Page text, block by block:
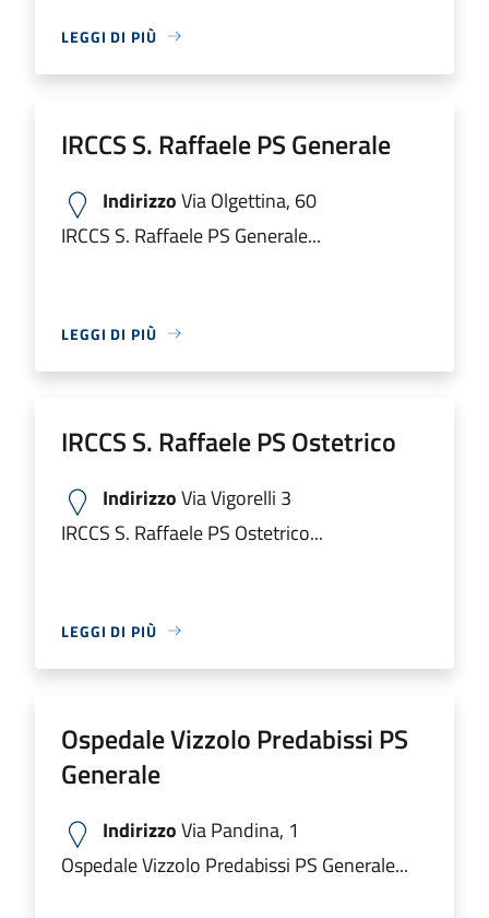
LEGGI DI PIÙ
IRCCS S. Raffaele PS Generale
IndirizzoVia Olgettina, 60
IRCCS S. Raffaele PS Generale...
LEGGI DI PIÙ
IRCCS S. Raffaele PS Ostetrico
IndirizzoVia Vigorelli 3
IRCCS S. Raffaele PS Ostetrico...
LEGGI DI PIÙ
Ospedale Vizzolo Predabissi PS
Generale
IndirizzoVia Pandina, 1
Ospedale Vizzolo Predabissi PS Generale...